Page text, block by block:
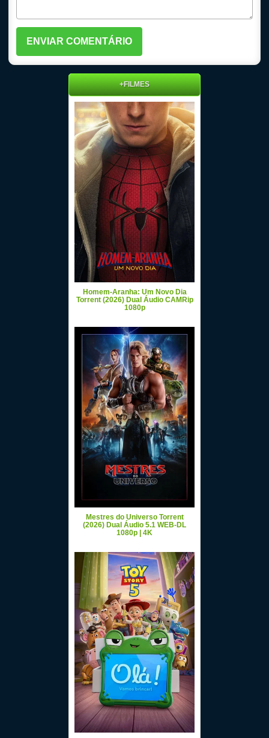
+FILMES
Homem-Aranha: Um Novo Dia
Torrent (2026) Dual Áudio CAMRip
1080p
Mestres do Universo Torrent
(2026) Dual Áudio 5.1 WEB-DL
1080p | 4K